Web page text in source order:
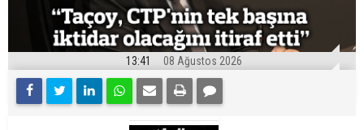
13:41 08 Ağustos 2026